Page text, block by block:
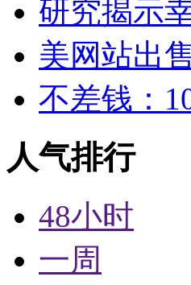
研究揭示
美网站出
不差钱：
人气排行
48小时
一周